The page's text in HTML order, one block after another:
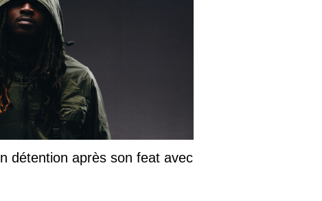
détention après son feat avec